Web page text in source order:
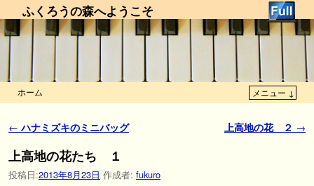
ふくろうの森へようこそ
ホーム メニュー ↓
投稿ナビゲーション
← ハナミズキのミニバッグ 上高地の花 ２ →
上高地の花たち １
投稿日:2013年8月23日 作成者: fukuro